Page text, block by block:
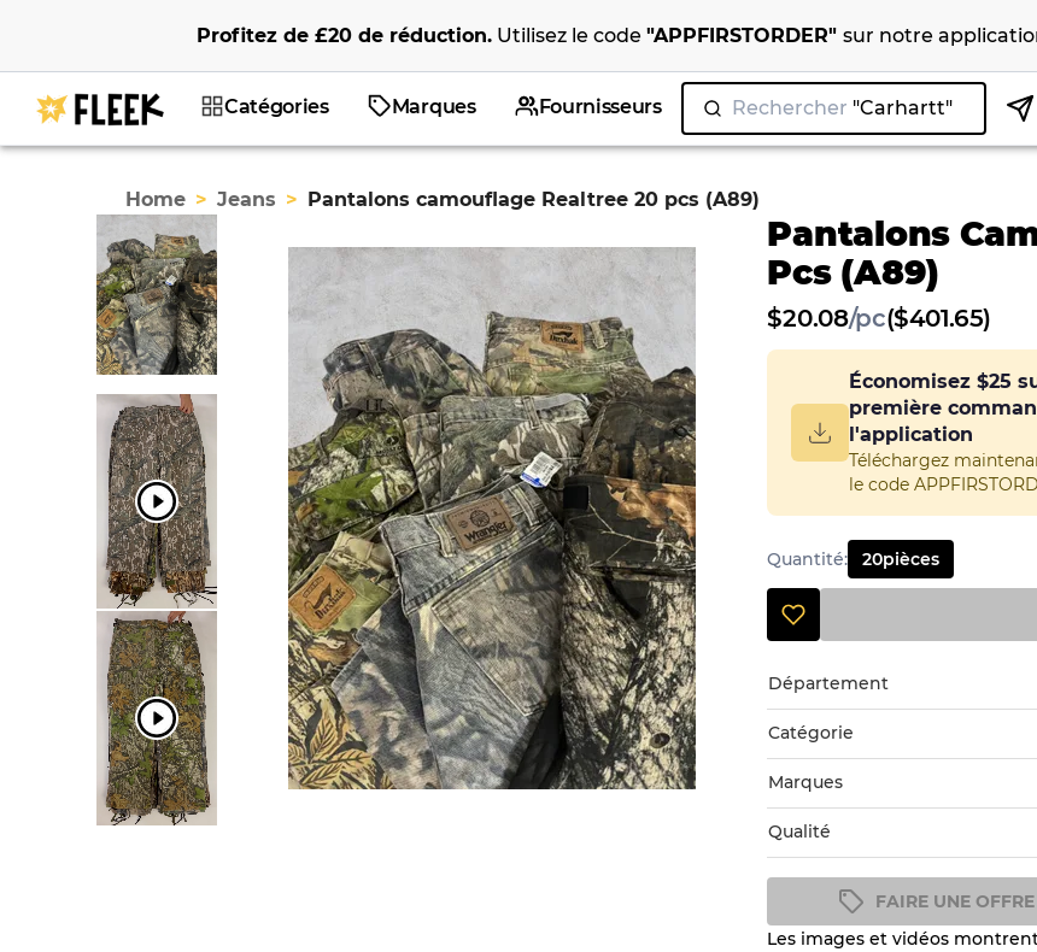
Profitez de £20de réduction. Utilisez le code "APPFIRSTORDER" sur notre
Catégories Marques Fournisseurs Rechercher "Ca|
Home > Jeans > Pantalons camouflage Realtree 20 pcs (A89)
Pantalons
Pcs (A89)
$20.08/pc($401.65)
Économisez $25
première
l'application
Téléchargez
le code
Quantité: 20pièces
Département
Catégorie
Marques
Qualité
Guide des conditions
FAIRE UNE OFFRE
Les images et vidéos